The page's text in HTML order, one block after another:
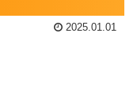
2025.01.01